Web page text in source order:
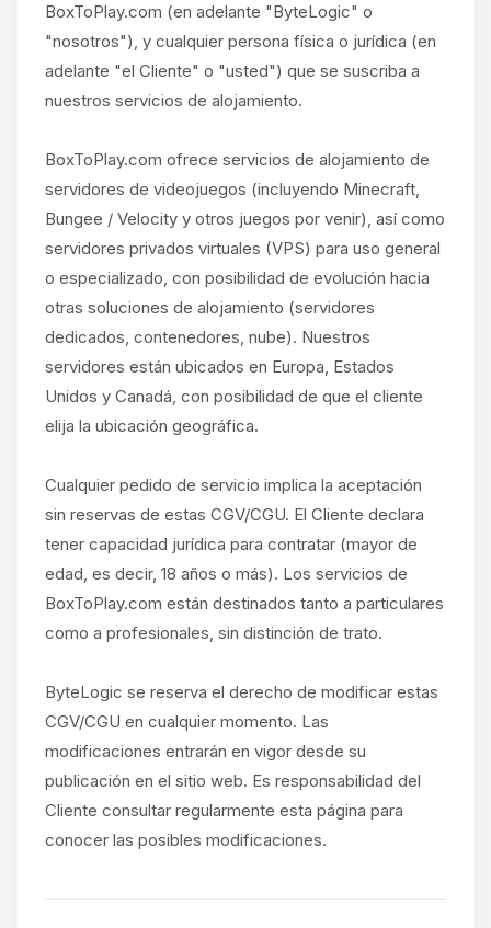
BoxToPlay.com (en adelante "ByteLogic" o
"nosotros"), y cualquier persona física o jurídica (en
adelante "el Cliente" o "usted") que se suscriba a
nuestros servicios de alojamiento.
BoxToPlay.com ofrece servicios de alojamiento de
servidores de videojuegos (incluyendo Minecraft,
Bungee / Velocity y otros juegos por venir), así como
servidores privados virtuales (VPS) para uso general
o especializado, con posibilidad de evolución hacia
otras soluciones de alojamiento (servidores
dedicados, contenedores, nube). Nuestros
servidores están ubicados en Europa, Estados
Unidos y Canadá, con posibilidad de que el cliente
elija la ubicación geográfica.
Cualquier pedido de servicio implica la aceptación
sin reservas de estas CGV/CGU. El Cliente declara
tener capacidad jurídica para contratar (mayor de
edad, es decir, 18 años o más). Los servicios de
BoxToPlay.com están destinados tanto a particulares
como a profesionales, sin distinción de trato.
ByteLogic se reserva el derecho de modificar estas
CGV/CGU en cualquier momento. Las
modificaciones entrarán en vigor desde su
publicación en el sitio web. Es responsabilidad del
Cliente consultar regularmente esta página para
conocer las posibles modificaciones.